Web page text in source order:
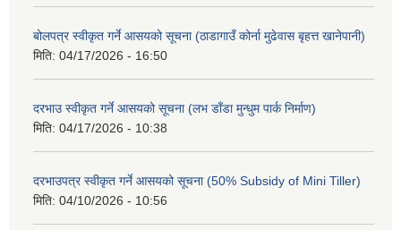
बोलपत्र स्वीकृत गर्ने आसयको सूचना (ठाडागाउँ कोर्ना मुढेवास बृहत्त खानेपानी)
मिति: 04/17/2026 - 16:50
दरभाउ स्वीकृत गर्ने आसयको सूचना (लभ डाँडा मुन्धुम पार्क निर्माण)
मिति: 04/17/2026 - 10:38
दरभाउपत्र स्वीकृत गर्ने आसयको सूचना (50% Subsidy of Mini Tiller)
मिति: 04/10/2026 - 10:56